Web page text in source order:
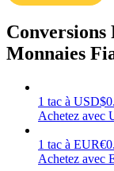
Gagner
Conversions
Monnaies
1 tac à USD$
Achetez avec
1 tac à EUR€
Achetez avec